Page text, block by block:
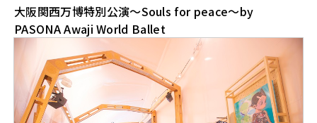
大阪関西万博特別公演～Souls for peace～by
PASONA Awaji World Ballet